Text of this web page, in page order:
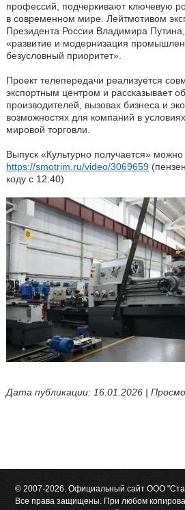
профессий, подчеркивают ключевую
в современном мире. Лейтмотивом
Президента России Владимира
«развитие и модернизация
безусловный приоритет».
Проект телепередачи реализуется
экспортным центром и рассказывает
производителей, вызовах бизнеса и
возможностях для компаний в
мировой торговли.
Выпуск «Культурно получается»
https://smotrim.ru/video/3069659
коду с 12:40)
Дата публикации: 16.01.2026 |
© 2007-2026. Официальный сайт ООО
Все права защищены. При любом